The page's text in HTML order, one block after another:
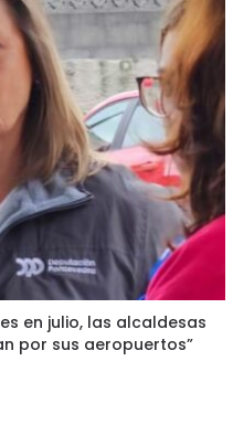
en julio, las alcaldesas
por sus aeropuertos”